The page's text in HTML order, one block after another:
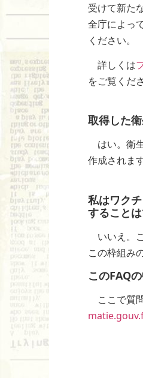
受けて新た
全庁によっ
ください。
詳しくは
をご覧くだ
取得した
はい。衛
作成されます
私はワク
すること
いいえ。
この枠組み
このFAQ
ここで質